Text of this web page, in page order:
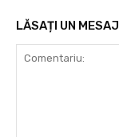
LĂSAȚI UN MESAJ